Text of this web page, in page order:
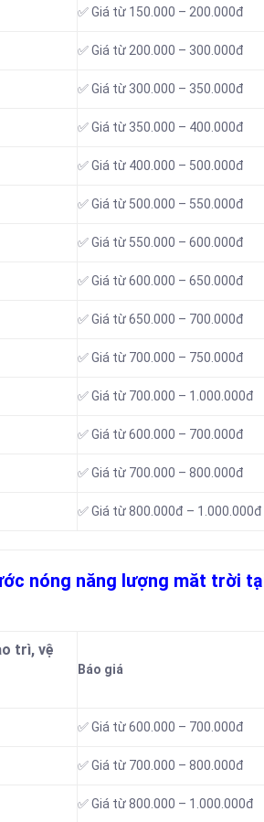
✅ Giá từ 150.000 – 200.000đ
✅ Giá từ 200.000 – 300.000đ
✅ Giá từ 300.000 – 350.000đ
✅ Giá từ 350.000 – 400.000đ
✅ Giá từ 400.000 – 500.000đ
✅ Giá từ 500.000 – 550.000đ
✅ Giá từ 550.000 – 600.000đ
✅ Giá từ 600.000 – 650.000đ
✅ Giá từ 650.000 – 700.000đ
✅ Giá từ 700.000 – 750.000đ
✅ Giá từ 700.000 – 1.000.000đ
✅ Giá từ 600.000 – 700.000đ
✅ Giá từ 700.000 – 800.000đ
✅ Giá từ 800.000đ – 1.000.000đ
nóng năng lượng măt trời
trì, vệ
Báo giá
✅ Giá từ 600.000 – 700.000đ
✅ Giá từ 700.000 – 800.000đ
✅ Giá từ 800.000 – 1.000.000đ